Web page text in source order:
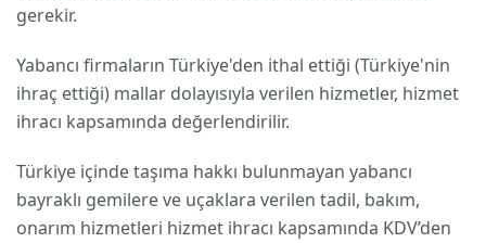
gerekir.
Yabancı firmaların Türkiye'den ithal ettiği (Türkiye'nin
ihraç ettiği) mallar dolayısıyla verilen hizmetler, hizmet
ihracı kapsamında değerlendirilir.
Türkiye içinde taşıma hakkı bulunmayan yabancı
bayraklı gemilere ve uçaklara verilen tadil, bakım,
onarım hizmetleri hizmet ihracı kapsamında KDV’den